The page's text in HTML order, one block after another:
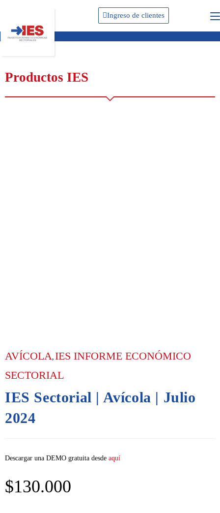
Ingreso de clientes
Productos IES
AVÍCOLA, IES INFORME ECONÓMICO
SECTORIAL
IES Sectorial | Avícola | Julio
2024
Descargar una DEMO gratuita desde aquí
$130.000